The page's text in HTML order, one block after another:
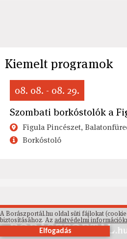
Kiemelt programok
08. 08. - 08. 29.
Szombati borkóstolók a
Figula Pincészet,
Borkóstoló
A Borászportál.hu oldal süti fájlokat
biztosításához. Az adatvédelmi
Elfogadás